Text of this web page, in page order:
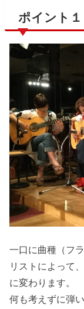
ポイント
一口に曲種（フ
リストによって
に変わります。
何も考えずに弾